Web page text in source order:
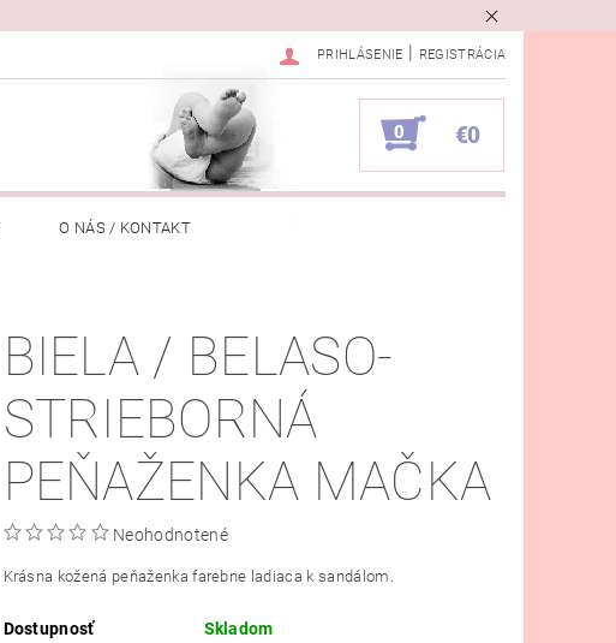
PRIHLÁSENIE REGISTRÁCIA
0 €0
O NÁS / KONTAKT
BIELA / BELASO-
STRIEBORNÁ
PEŇAŽENKA MAČKA
Neohodnotené
Krásna kožená peňaženka farebne ladiaca k sandálom.
Dostupnosť Skladom